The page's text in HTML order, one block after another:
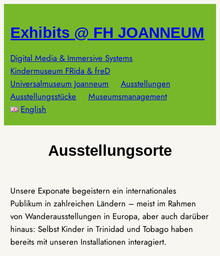
springen
Exhibits @ FH JOANNEUM
Digital Media & Immersive Systems
Kindermuseum FRida & freD
Universalmuseum Joanneum
Ausstellungen
Ausstellungsstücke
Museumsmanagement
English
Ausstellungsorte
Unsere Exponate begeistern ein internationales
Publikum in zahlreichen Ländern – meist im Rahmen
von Wanderausstellungen in Europa, aber auch darüber
hinaus: Selbst Kinder in Trinidad und Tobago haben
bereits mit unseren Installationen interagiert.